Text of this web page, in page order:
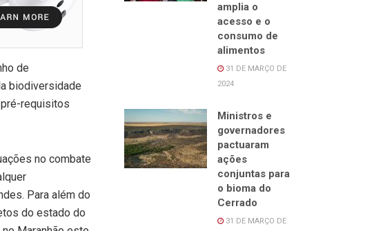
de
biodiversidade
requisitos
no combate
Para além do
do estado do
amplia o
acesso e o
consumo de
alimentos
31 DE MARÇO DE
2024
Ministros e
governadores
pactuaram
ações
conjuntas para
o bioma do
Cerrado
31 DE MARÇO DE